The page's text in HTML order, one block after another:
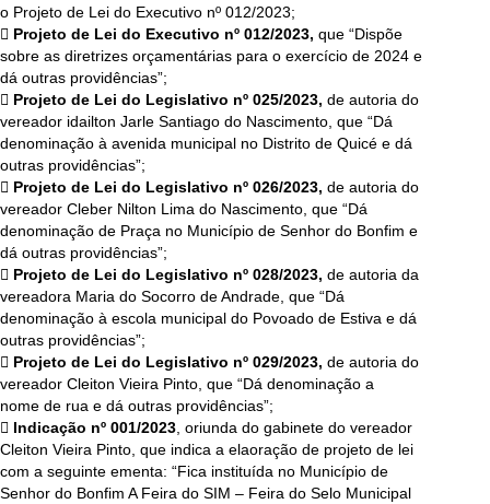
o Projeto de Lei do Executivo nº 012/2023;
 Projeto de Lei do Executivo nº 012/2023, que “Dispõe
sobre as diretrizes orçamentárias para o exercício de 2024 e
dá outras providências”;
 Projeto de Lei do Legislativo nº 025/2023, de autoria do
vereador idailton Jarle Santiago do Nascimento, que “Dá
denominação à avenida municipal no Distrito de Quicé e dá
outras providências”;
 Projeto de Lei do Legislativo nº 026/2023, de autoria do
vereador Cleber Nilton Lima do Nascimento, que “Dá
denominação de Praça no Município de Senhor do Bonfim e
dá outras providências”;
 Projeto de Lei do Legislativo nº 028/2023, de autoria da
vereadora Maria do Socorro de Andrade, que “Dá
denominação à escola municipal do Povoado de Estiva e dá
outras providências”;
 Projeto de Lei do Legislativo nº 029/2023, de autoria do
vereador Cleiton Vieira Pinto, que “Dá denominação a
nome de rua e dá outras providências”;
 Indicação nº 001/2023 , oriunda do gabinete do vereador
Cleiton Vieira Pinto, que indica a elaoração de projeto de lei
com a seguinte ementa: “Fica instituída no Município de
Senhor do Bonfim A Feira do SIM – Feira do Selo Municipal